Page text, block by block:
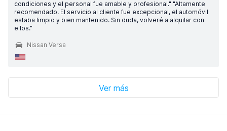
condiciones y el personal fue amable y profesional." "Altamente
recomendado. El servicio al cliente fue excepcional, el automóvil
estaba limpio y bien mantenido. Sin duda, volveré a alquilar con
ellos."
Nissan Versa
Ver más